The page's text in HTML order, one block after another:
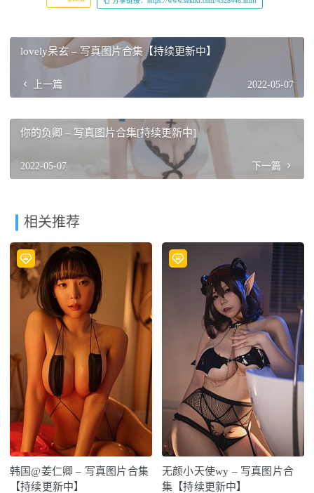
lovely呆玄 – 写真图片合集【持续更新中】
上一篇 2022-05-07
你的负卿 – 写真图片合集[持续更新中]
2022-05-07 下一篇
相关推荐
韩国@姜仁卿 – 写真图片合集
【持续更新中】
无颜小天使wy – 写真图片合
集【持续更新中】